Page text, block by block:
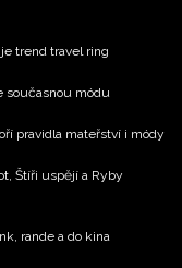
trend travel ring
současnou módu
pravidla mateřství i módy
Štíři uspějí a Ryby
rande a do kina